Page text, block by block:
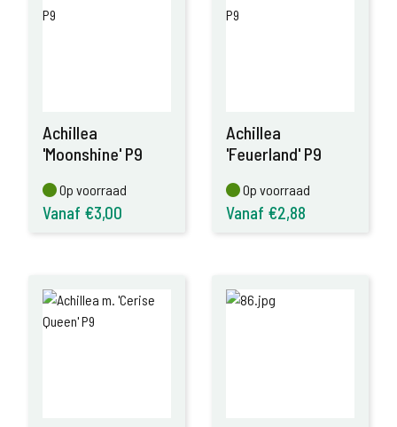
Achillea
'Moonshine' P9
Op voorraad
Op voorraad
Vanaf €3,00
Achillea
'Feuerland' P9
Op voorraad
Op voorraad
Vanaf €2,88